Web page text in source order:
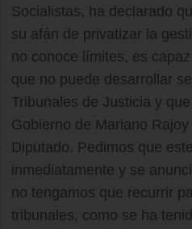
Socialistas, ha declarado
su afán de privatizar la
no conoce límites, es
que no puede desarrollar
Tribunales de Justicia y
Gobierno de Mariano
Diputado. Pedimos que
inmediatamente y se
no tengamos que recurrir
tribunales, como se ha